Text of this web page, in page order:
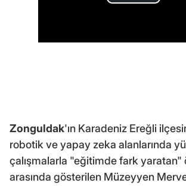
Zonguldak'ın Karadeniz Ereğli
robotik ve yapay zeka alanlarında
çalışmalarla "eğitimde fark yaratan"
arasında gösterilen Müzeyyen